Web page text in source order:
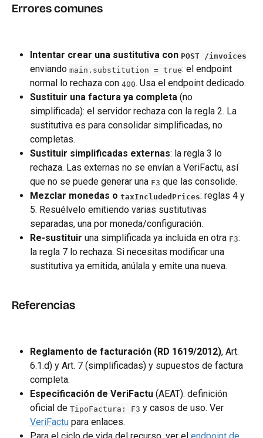
Errores comunes
Intentar crear una sustitutiva con POST /invoices
enviando main.substitution = true: el endpoint
normal lo rechaza con 400. Usa el endpoint dedicado.
Sustituir una factura ya completa (no
simplificada): el servidor rechaza con la regla 2. La
sustitutiva es para consolidar simplificadas, no
completas.
Sustituir simplificadas externas: la regla 3 lo
rechaza. Las externas no se envían a VeriFactu, así
que no se puede generar una F3 que las consolide.
Mezclar monedas o taxIncludedPrices: reglas 4 y
5. Resuélvelo emitiendo varias sustitutivas
separadas, una por moneda/configuración.
Re-sustituir una simplificada ya incluida en otra F3:
la regla 7 lo rechaza. Si necesitas modificar una
sustitutiva ya emitida, anúlala y emite una nueva.
Referencias
Reglamento de facturación (RD 1619/2012), Art.
6.1.d) y Art. 7 (simplificadas) y supuestos de factura
completa.
Especificación de VeriFactu (AEAT): definición
oficial de TipoFactura: F3 y casos de uso. Ver
VeriFactu para enlaces.